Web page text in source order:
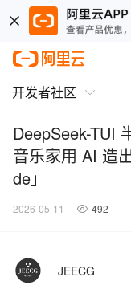
开发者社区
DeepSeek-TUI
音乐家用 AI 造
de」
2026-05-11 492
JEECG